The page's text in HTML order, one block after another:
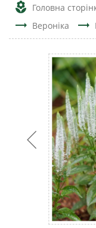
local_florist Головна
trending_flat Вероніка trending_flat